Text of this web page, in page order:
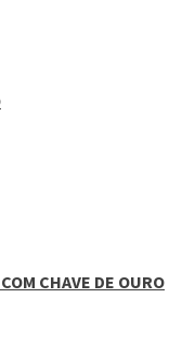
CHAVE DE OURO